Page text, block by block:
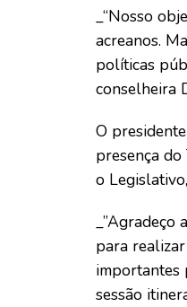
_“Nosso
acreanos.
políticas
conselheira
O
presença do
o
_”Agradeço
para
importantes
sessão